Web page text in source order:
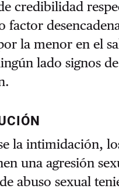
credibilidad
factor
la menor en el
lado signos de
la intimidación,
una agresión
abuso sexual